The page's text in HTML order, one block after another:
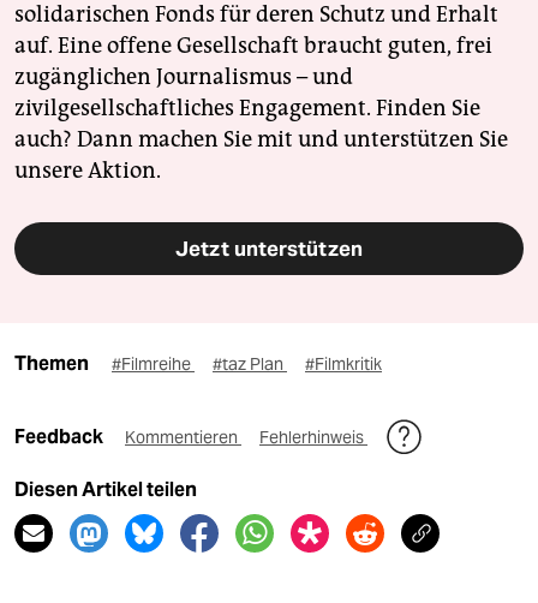
solidarischen Fonds für deren Schutz und Erhalt
auf. Eine offene Gesellschaft braucht guten, frei
zugänglichen Journalismus – und
zivilgesellschaftliches Engagement. Finden Sie
auch? Dann machen Sie mit und unterstützen Sie
unsere Aktion.
Jetzt unterstützen
Themen #Filmreihe #taz Plan #Filmkritik
Feedback Kommentieren Fehlerhinweis
Diesen Artikel teilen